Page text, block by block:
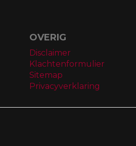
OVERIG
Disclaimer
Klachtenformulier
Sitemap
Privacyverklaring